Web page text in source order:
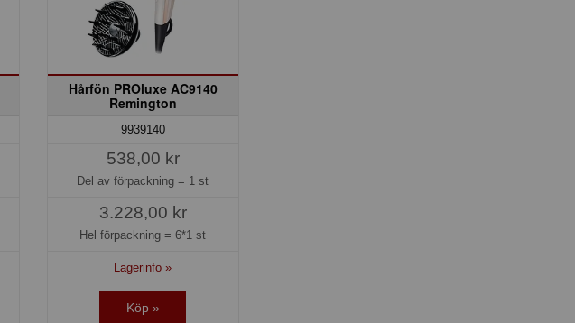
Hårfön PROluxe AC9140
Remington
9939140
538,00 kr
Del av förpackning = 1 st
3.228,00 kr
Hel förpackning =6*1 st
Lagerinfo »
Köp »